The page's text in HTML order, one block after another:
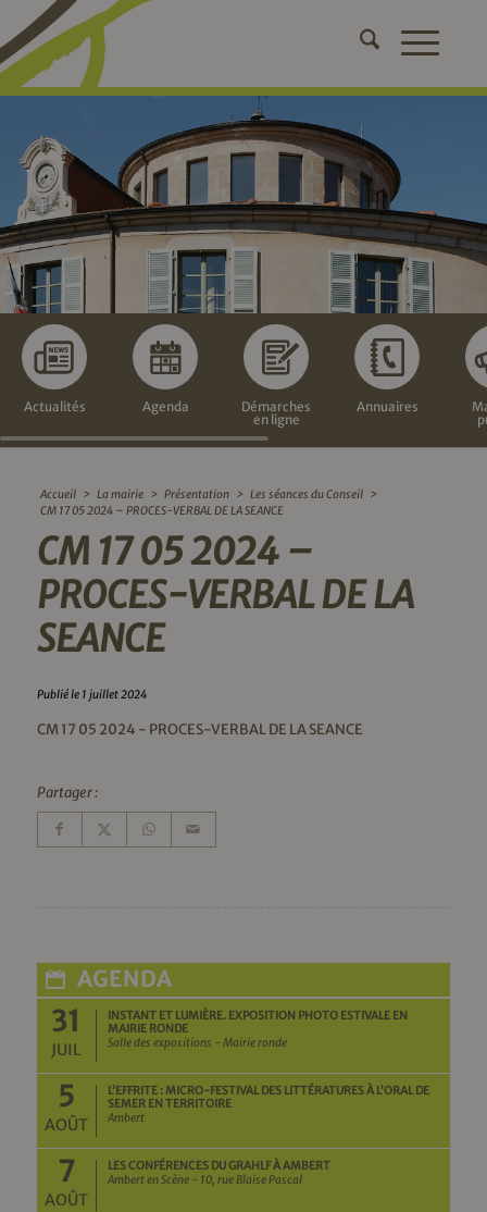
Actualités Agenda
Démarches
en ligne
Annuaires
Accueil > La mairie > Présentation > Les séances du Conseil >
CM 17 05 2024 – PROCES-VERBAL DE LA SEANCE
CM 17 05 2024 –
PROCES-VERBAL DE LA
SEANCE
Publié le 1 juillet 2024
CM 17 05 2024 - PROCES-VERBAL DE LA SEANCE
Partager :
AGENDA
31
JUIL
INSTANT ET LUMIÈRE. EXPOSITION PHOTO ESTIVALE EN
MAIRIE RONDE
Salle des expositions - Mairie ronde
5
AOÛT
L’EFFRITE : MICRO-FESTIVAL DES LITTÉRATURES À L’ORAL DE
SEMER EN TERRITOIRE
Ambert
7
AOÛT
LES CONFÉRENCES DU GRAHLF À AMBERT
Ambert en Scène - 10, rue Blaise Pascal